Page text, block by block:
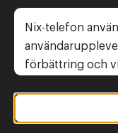
NIX addresserat
Konsumentverket
Legal
Gör anmälan
Nix-telefon
förbättring och